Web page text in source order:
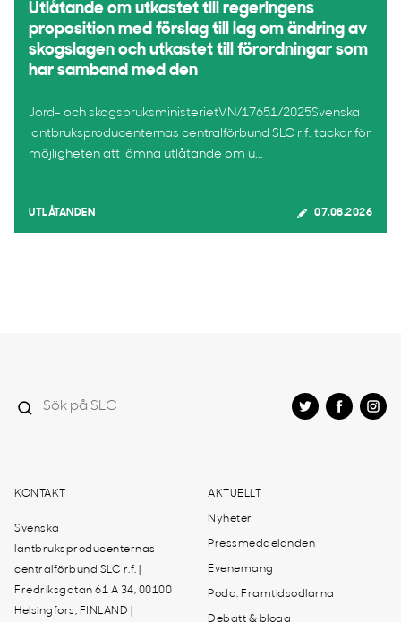
Utlåtande om utkastet till regeringens
proposition med förslag till lag om ändring av
skogslagen och utkastet till förordningar som
har samband med den
Jord- och skogsbruksministerietVN/17651/2025Svenska
lantbruksproducenternas centralförbund SLC r.f. tackar för
möjligheten att lämna utlåtande om u...
UTLÅTANDEN 07.08.2026
KONTAKT
Svenska
lantbruksproducenternas
centralförbund SLC r.f. |
Fredriksgatan 61 A 34, 00100
Helsingfors, FINLAND |
AKTUELLT
Nyheter
Pressmeddelanden
Evenemang
Podd: Framtidsodlarna
Debatt & blogg